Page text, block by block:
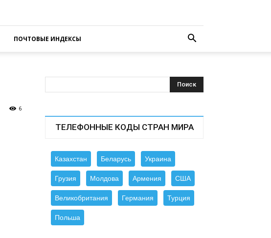
ПОЧТОВЫЕ ИНДЕКСЫ
6
ТЕЛЕФОННЫЕ КОДЫ СТРАН МИРА
Казахстан Беларусь Украина
Грузия Молдова Армения США
Великобритания Германия Турция
Польша